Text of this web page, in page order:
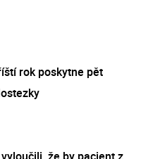
rok poskytne pět